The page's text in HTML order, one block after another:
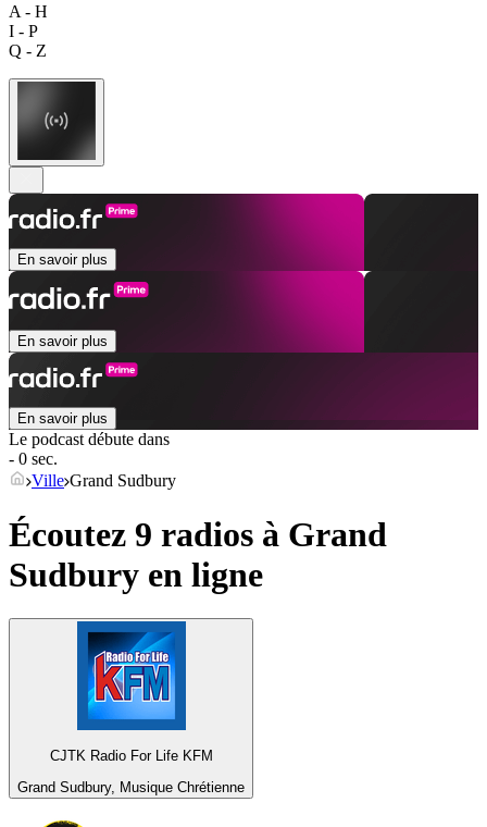
A - H
I - P
Q - Z
En savoir plus
En savoir plus
En savoir plus
Le podcast débute dans
- 0 sec.
Ville Grand Sudbury
Écoutez 9 radios à Grand
Sudbury en ligne
CJTK Radio For Life KFM
Grand Sudbury, Musique Chrétienne